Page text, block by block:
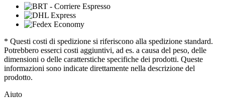
* Questi costi di spedizione si riferiscono alla spedizione standard.
Potrebbero esserci costi aggiuntivi, ad es. a causa del peso, delle
dimensioni o delle caratterstiche specifiche dei prodotti. Queste
informazioni sono indicate direttamente nella descrizione del
prodotto.
Aiuto